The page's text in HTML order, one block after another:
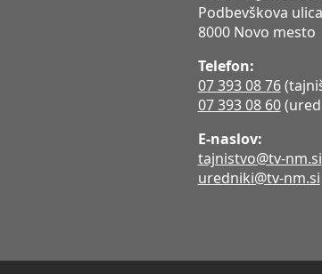
Podbevškova
8000 Novo mesto
Telefon:
07 393 08 76
07 393 08 60
E-naslov:
tajnistvo@tv-nm.si
uredniki@tv-nm.si